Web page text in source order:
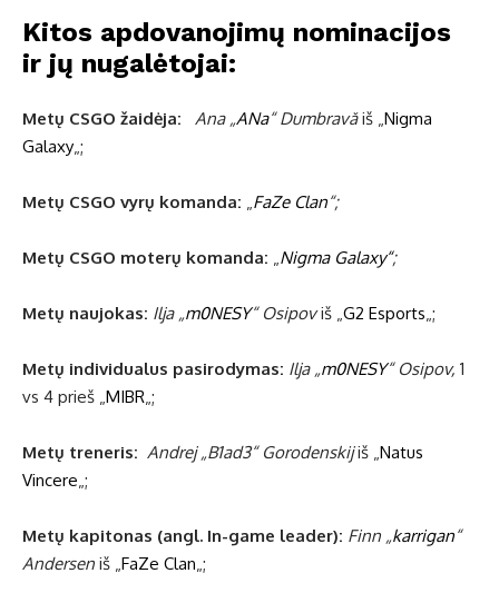
Kitos apdovanojimų nominacijos
ir jų nugalėtojai:
Metų CSGO žaidėja: Ana „⁠ANa⁠“ Dumbravăiš „Nigma
Galaxy„;
Metų CSGO vyrų komanda: „FaZe Clan“;
Metų CSGO moterų komanda: „Nigma Galaxy“;
Metų naujokas: Ilja „m0NESY“ Osipoviš „G2 Esports„;
Metų individualus pasirodymas: Ilja „m0NESY“ Osipov, 1
vs 4 prieš „MIBR„;
Metų treneris: Andrej „B1ad3⁠“ Gorodenskijiš „Natus
Vincere„;
Metų kapitonas (angl. In-game leader): Finn „karrigan“
Andersen iš „FaZe Clan„;